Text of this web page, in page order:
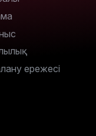
ережесі